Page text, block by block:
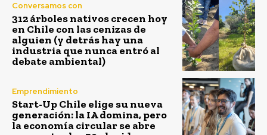
Conversamos con
312 árboles nativos crecen hoy
en Chile con las cenizas de
alguien (y detrás hay una
industria que nunca entró al
debate ambiental)
Emprendimiento
Start-Up Chile elige su nueva
generación: la IA domina, pero
la economía circular se abre